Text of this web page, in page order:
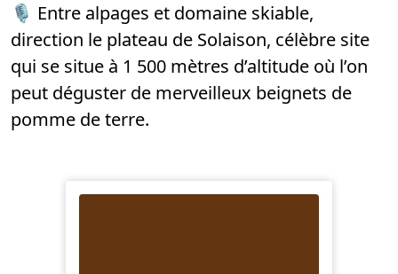
🎙️ Entre alpages et domaine skiable,
direction le plateau de Solaison, célèbre site
qui se situe à 1 500 mètres d’altitude où l’on
peut déguster de merveilleux beignets de
pomme de terre.